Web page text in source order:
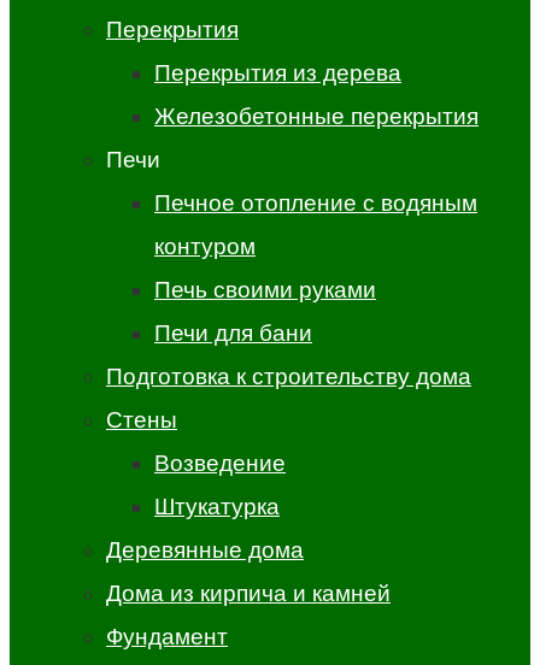
Перекрытия
Перекрытия из дерева
Железобетонные перекрытия
Печи
Печное отопление с водяным
контуром
Печь своими руками
Печи для бани
Подготовка к строительству дома
Стены
Возведение
Штукатурка
Деревянные дома
Дома из кирпича и камней
Фундамент